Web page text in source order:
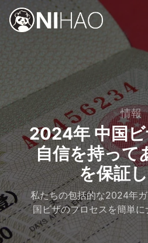
情報
2024年 中国
自信を持って
を保証
私たちの包括的な2024年
国ビザのプロセスを簡単